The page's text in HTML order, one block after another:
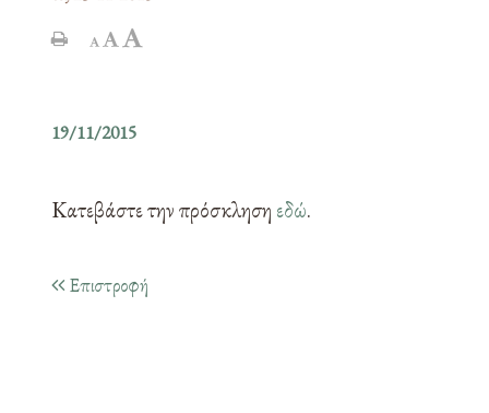
19/11/2015
Κατεβάστε την πρόσκληση εδώ.
Επιστροφή